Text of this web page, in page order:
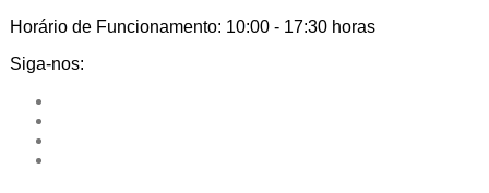
Horário de Funcionamento: 10:00 - 17:30 horas
Siga-nos: